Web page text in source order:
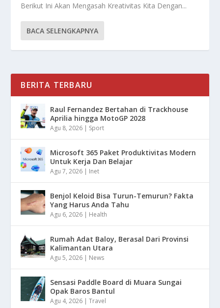
Berikut Ini Akan Mengasah Kreativitas Kita Dengan...
BACA SELENGKAPNYA
BERITA TERBARU
Raul Fernandez Bertahan di Trackhouse
Aprilia hingga MotoGP 2028
Agu 8, 2026 | Sport
Microsoft 365 Paket Produktivitas Modern
Untuk Kerja Dan Belajar
Agu 7, 2026 | Inet
Benjol Keloid Bisa Turun-Temurun? Fakta
Yang Harus Anda Tahu
Agu 6, 2026 | Health
Rumah Adat Baloy, Berasal Dari Provinsi
Kalimantan Utara
Agu 5, 2026 | News
Sensasi Paddle Board di Muara Sungai
Opak Baros Bantul
Agu 4, 2026 |Travel